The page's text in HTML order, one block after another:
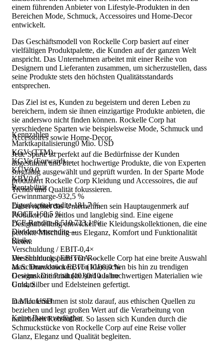
Kennzahlen
Marktkapitalisierung0 Mio. USD
KGV (TTM)—
KGVe (Forward)—
KUV0,0
KBV0,0
Rentabilität
Gewinnmarge-932,5 %
Eigenkapitalrendite-181,7 %
ROCE-160,5 %
FCF-Rendite-8.510.723,1 %
Dividendenrendite—
Risiko
Verschuldung / EBIT-0,4×
Verschuldung / EBITDA—
Max. Drawdown EBIT (10J)0,0 %
Gewinnkontinuität (10J)0/10 Jahre
Umsatz
in Mio. USD
Keine Daten verfügbar
einem führenden Anbieter von Lifestyle-Produkten in den
Bereichen Mode, Schmuck, Accessoires und Home-Decor
entwickelt.
Das Geschäftsmodell von Rockelle Corp basiert auf einer
vielfältigen Produktpalette, die Kunden auf der ganzen Welt
anspricht. Das Unternehmen arbeitet mit einer Reihe von
Designern und Lieferanten zusammen, um sicherzustellen, dass
seine Produkte stets den höchsten Qualitätsstandards
entsprechen.
Das Ziel ist es, Kunden zu begeistern und deren Leben zu
bereichern, indem sie ihnen einzigartige Produkte anbieten, die
sie anderswo nicht finden können. Rockelle Corp hat
verschiedene Sparten wie beispielsweise Mode, Schmuck und
Accessoires sowie Home-Decor.
Jede Sparte ist perfekt auf die Bedürfnisse der Kunden
abgestimmt und bietet hochwertige Produkte, die von Experten
sorgfältig ausgewählt und geprüft wurden. In der Sparte Mode
produziert Rockelle Corp Kleidung und Accessoires, die auf
Trends und Qualität fokussieren.
Dabei richtet das Unternehmen sein Hauptaugenmerk auf
Produkte, die zeitlos und langlebig sind. Eine eigene
Designabteilung entwickelt die Kleidungskollektionen, die eine
perfekte Mischung aus Eleganz, Komfort und Funktionalität
bieten.
Die Schmucksparte von Rockelle Corp hat eine breite Auswahl
an Schmuckstücken, von klassischen bis hin zu trendigen
Designs. Die Produkte sind aus hochwertigen Materialien wie
Gold, Silber und Edelsteinen gefertigt.
Das Unternehmen ist stolz darauf, aus ethischen Quellen zu
beziehen und legt großen Wert auf die Verarbeitung von
natürlichen Rohstoffen. So lassen sich Kunden durch die
Schmuckstücke von Rockelle Corp auf eine Reise voller
Glanz, Eleganz und Qualität begleiten.